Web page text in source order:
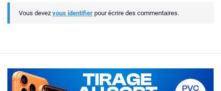
Vous devez vous identifier pour écrire des commentaires.